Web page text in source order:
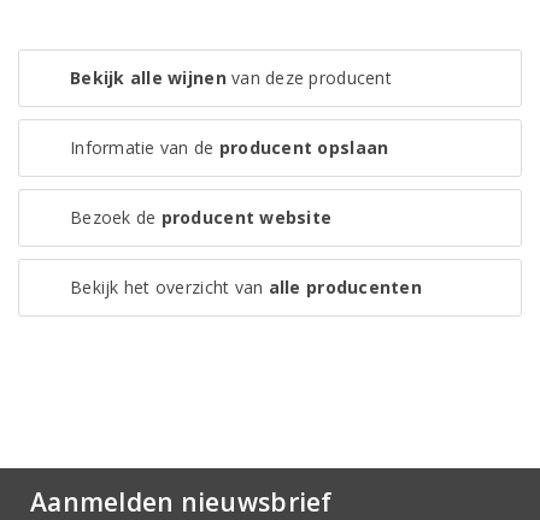
Bekijk alle wijnenvan deze producent
Informatie van de producent opslaan
Bezoek de producent website
Bekijk het overzicht van alle producenten
Aanmelden nieuwsbrief